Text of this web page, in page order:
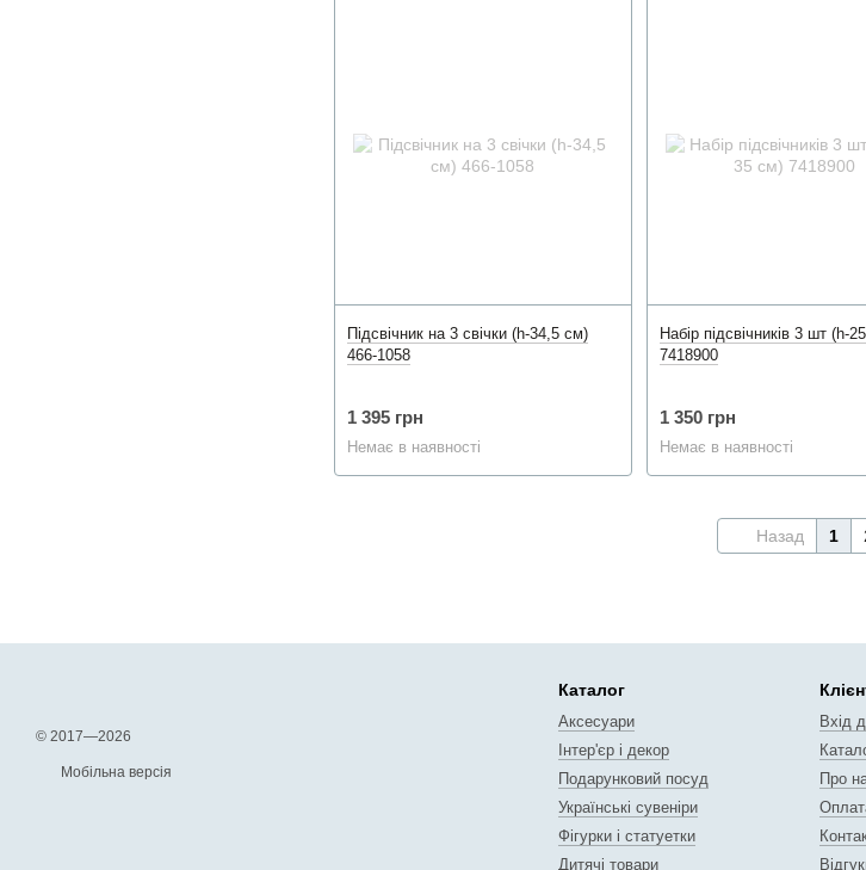
Підсвічник на 3 свічки (h-34,5 см)
466-1058
1 395 грн
Немає в наявності
Набір підсвічників 3 шт (h-
7418900
1 350 грн
Немає в наявності
Назад 1
© 2017—2026
Мобільна версія
Каталог
Аксесуари
Інтер'єр і декор
Подарунковий посуд
Українські сувеніри
Фігурки і статуетки
Дитячі товари
Вхід
Про